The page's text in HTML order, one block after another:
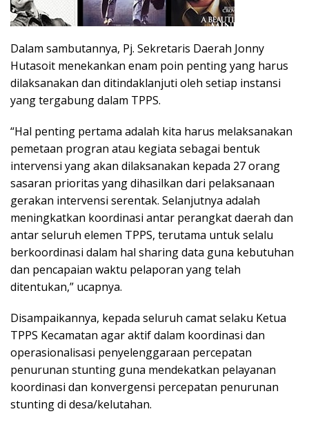
Dalam sambutannya, Pj. Sekretaris Daerah Jonny
Hutasoit menekankan enam poin penting yang harus
dilaksanakan dan ditindaklanjuti oleh setiap instansi
yang tergabung dalam TPPS.
“Hal penting pertama adalah kita harus melaksanakan
pemetaan progran atau kegiata sebagai bentuk
intervensi yang akan dilaksanakan kepada 27 orang
sasaran prioritas yang dihasilkan dari pelaksanaan
gerakan intervensi serentak. Selanjutnya adalah
meningkatkan koordinasi antar perangkat daerah dan
antar seluruh elemen TPPS, terutama untuk selalu
berkoordinasi dalam hal sharing data guna kebutuhan
dan pencapaian waktu pelaporan yang telah
ditentukan,” ucapnya.
Disampaikannya, kepada seluruh camat selaku Ketua
TPPS Kecamatan agar aktif dalam koordinasi dan
operasionalisasi penyelenggaraan percepatan
penurunan stunting guna mendekatkan pelayanan
koordinasi dan konvergensi percepatan penurunan
stunting di desa/kelutahan.